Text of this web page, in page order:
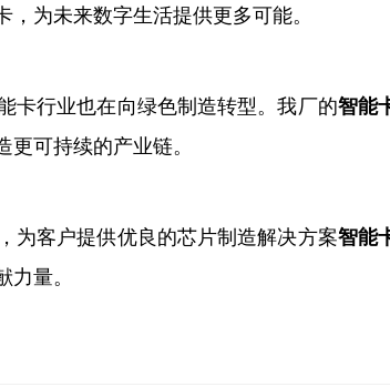
为未来数字生活提供更多可能。
卡行业也在向绿色制造转型。我厂的智能
可持续的产业链。
为客户提供优良的芯片制造解决方案智能
量。